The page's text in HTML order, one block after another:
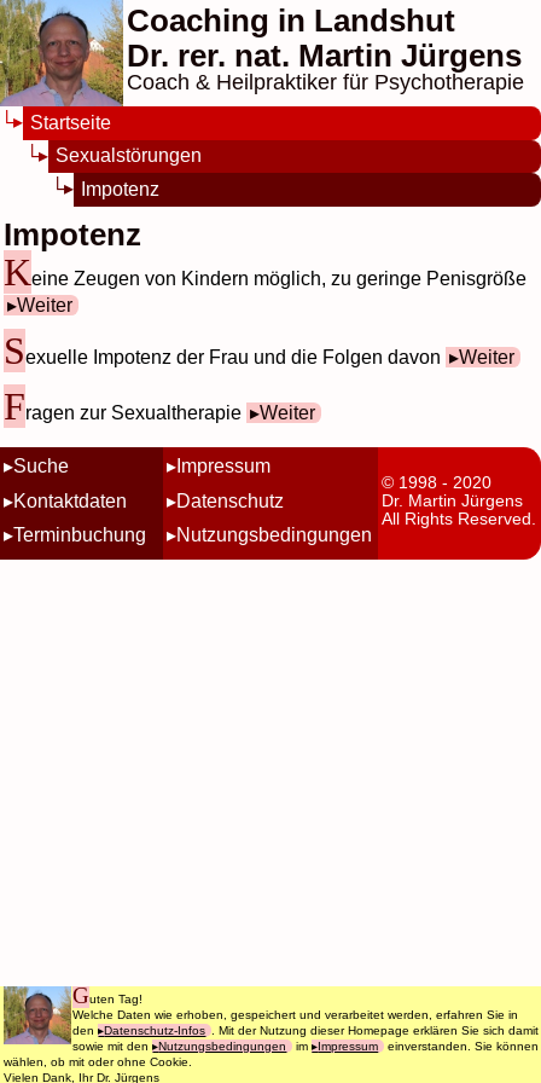
Coaching in Landshut
Dr. rer. nat. Martin Jürgens
Coach & Heilpraktiker für Psychotherapie
Startseite
Sexualstörungen
Impotenz
Impotenz
Keine Zeugen von Kindern möglich, zu geringe Penisgröße
Weiter
Sexuelle Impotenz der Frau und die Folgen davon Weiter
Fragen zur Sexualtherapie Weiter
Suche
Kontaktdaten
Terminbuchung
Impressum
Datenschutz
Nutzungsbedingungen
© 1998 - 2020
Dr. Martin Jürgens
All Rights Reserved.
Guten Tag!
Welche Daten wie erhoben, gespeichert und verarbeitet werden, erfahren Sie in
den Datenschutz-Infos
. Mit der Nutzung dieser Homepage erklären Sie sich damit
sowie mit den Nutzungsbedingungen im Impressum
einverstanden. Sie können
wählen, ob mit oder ohne Cookie.
Vielen Dank, Ihr Dr. Jürgens